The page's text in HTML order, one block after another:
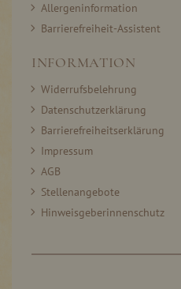
Allergeninformation
Barrierefreiheit-Assistent
INFORMATION
Widerrufsbelehrung
Datenschutzerklärung
Barrierefreiheitserklärung
Impressum
AGB
Stellenangebote
Hinweisgeberinnenschutz